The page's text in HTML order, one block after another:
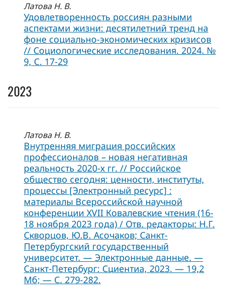
Латова Н. В.
Удовлетворенность россиян разными
аспектами жизни: десятилетний тренд на
фоне социально-экономических кризисов
// Социологические исследования. 2024. №
9, C. 17-29
2023
Латова Н. В.
Внутренняя миграция российских
профессионалов – новая негативная
реальность 2020-х гг. // Российское
общество сегодня: ценности, институты,
процессы [Электронный ресурс] :
материалы Всероссийской научной
конференции XVII Ковалевские чтения (16-
18 ноября 2023 года) / Отв. редакторы: Н.Г.
Скворцов, Ю.В. Асочаков; Санкт-
Петербургский государственный
университет. — Электронные данные. —
Санкт-Петербург: Сциентиа, 2023. — 19,2
Мб; — С. 279-282.